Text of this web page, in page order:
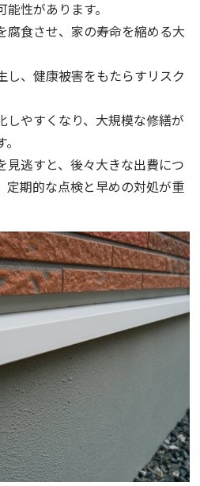
性があります。
腐食させ、家の寿命を縮める大
し、健康被害をもたらすリスク
しやすくなり、大規模な修繕が
見逃すと、後々大きな出費につ
定期的な点検と早めの対処が重